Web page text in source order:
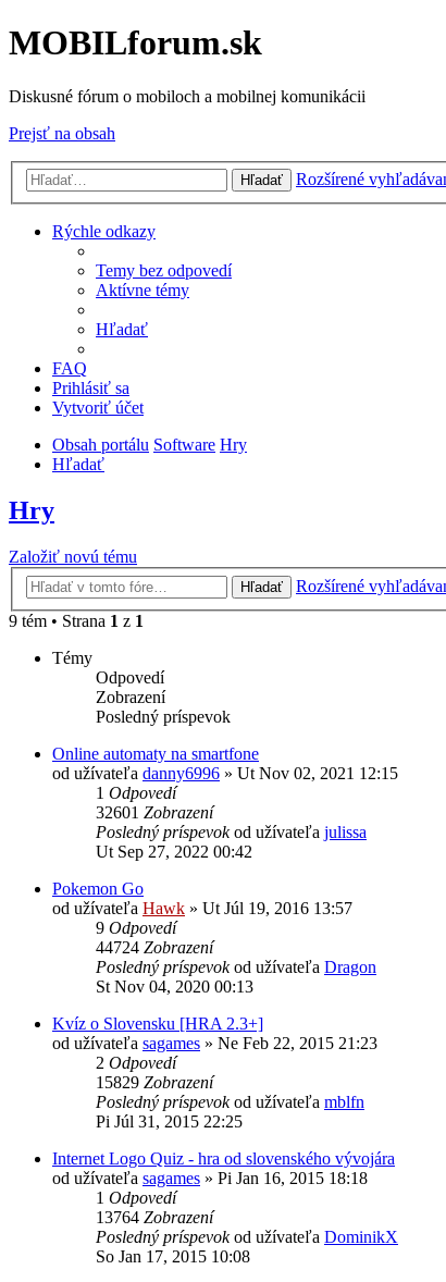
MOBILforum.sk
Diskusné fórum o mobiloch a mobilnej komunikácii
Prejsť na obsah
Hľadať Rozšírené
Rýchle odkazy
Temy bez odpovedí
Aktívne témy
Hľadať
FAQ
Prihlásiť sa
Vytvoriť účet
Obsah portálu Software Hry
Hľadať
Hry
Založiť novú tému
Hľadať
Rozšírené
9 tém • Strana 1 z 1
Témy
Odpovedí
Zobrazení
Posledný príspevok
Online automaty na smartfone
od užívateľa danny6996 » Ut Nov 02, 2021 12:15
1 Odpovedí
32601 Zobrazení
Posledný príspevokod užívateľa julissa
Ut Sep 27, 2022 00:42
Pokemon Go
od užívateľa Hawk » Ut Júl 19, 2016 13:57
9 Odpovedí
44724 Zobrazení
Posledný príspevokod užívateľa Dragon
St Nov 04, 2020 00:13
Kvíz o Slovensku [HRA 2.3+]
od užívateľa sagames » Ne Feb 22, 2015 21:23
2 Odpovedí
15829 Zobrazení
Posledný príspevokod užívateľa mblfn
Pi Júl 31, 2015 22:25
Internet Logo Quiz - hra od slovenského vývojára
od užívateľa sagames » Pi Jan 16, 2015 18:18
1 Odpovedí
13764 Zobrazení
Posledný príspevokod užívateľa DominikX
So Jan 17, 2015 10:08